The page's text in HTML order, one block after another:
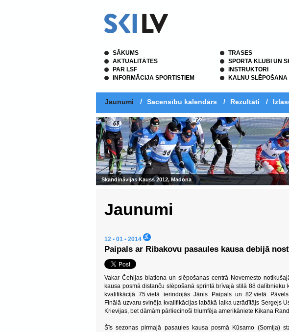
SĀKUMS
AKTUALITĀTES
PAR LSF
INFORMĀCIJA SPORTISTIEM
TRASES
SPORTA KLUBI UN
INSTRUKTORI
KALNU SLĒPOŠANA
Jaunumi / Sacensību kalendārs / Rezultāti /
Skandināvijas Kauss 2012, Madona
Jaunumi
12 • 01 • 2014
Paipals ar Ribakovu pasaules kausa debijā
Vakar Čehijas biatlona un slēpošanas centrā Novemesto
kausa posmā distanču slēpošanā sprintā brīvajā stilā 88 dalībnieku
kvalifikācijā 75.vietā ierindojās Jānis Paipals un 82.vietā
Finālā uzvaru svinēja kvalifikācijas labākā laika uzrādītājs Sergejs
Krievijas, bet dāmām pārliecinoši triumfēja amerikāniete Kikana
Šīs sezonas pirmajā pasaules kausa posmā Kūsamo (Somija)